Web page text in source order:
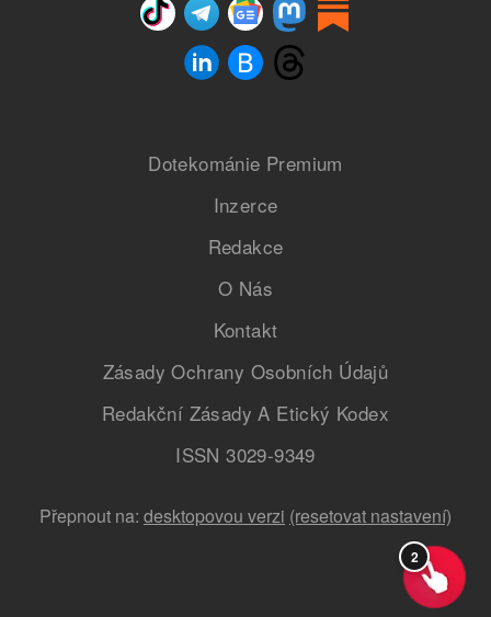
Dotekománie Premium
Inzerce
Redakce
O Nás
Kontakt
Zásady Ochrany Osobních Údajů
Redakční Zásady A Etický Kodex
ISSN 3029-9349
Přepnout na: desktopovou verzi (resetovat nastavení)
2